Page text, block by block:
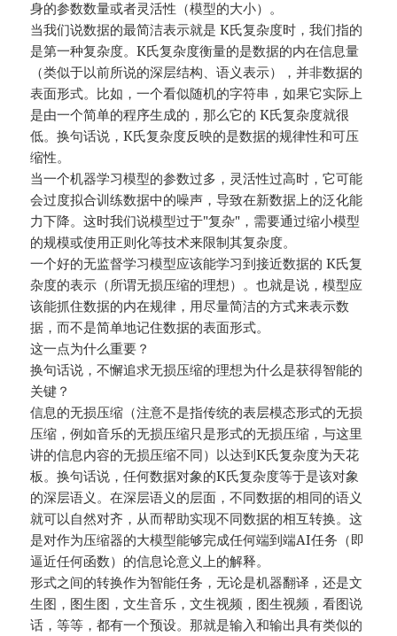
身的参数数量或者灵活性（模型的大小）。
当我们说数据的最简洁表示就是 K氏复杂度时，我们指的
是第一种复杂度。K氏复杂度衡量的是数据的内在信息量
（类似于以前所说的深层结构、语义表示），并非数据的
表面形式。比如，一个看似随机的字符串，如果它实际上
是由一个简单的程序生成的，那么它的 K氏复杂度就很
低。换句话说，K氏复杂度反映的是数据的规律性和可压
缩性。
当一个机器学习模型的参数过多，灵活性过高时，它可能
会过度拟合训练数据中的噪声，导致在新数据上的泛化能
力下降。这时我们说模型过于"复杂"，需要通过缩小模型
的规模或使用正则化等技术来限制其复杂度。
一个好的无监督学习模型应该能学习到接近数据的 K氏复
杂度的表示（所谓无损压缩的理想）。也就是说，模型应
该能抓住数据的内在规律，用尽量简洁的方式来表示数
据，而不是简单地记住数据的表面形式。
这一点为什么重要？
换句话说，不懈追求无损压缩的理想为什么是获得智能的
关键？
信息的无损压缩（注意不是指传统的表层模态形式的无损
压缩，例如音乐的无损压缩只是形式的无损压缩，与这里
讲的信息内容的无损压缩不同）以达到K氏复杂度为天花
板。换句话说，任何数据对象的K氏复杂度等于是该对象
的深层语义。在深层语义的层面，不同数据的相同的语义
就可以自然对齐，从而帮助实现不同数据的相互转换。这
是对作为压缩器的大模型能够完成任何端到端AI任务（即
逼近任何函数）的信息论意义上的解释。
形式之间的转换作为智能任务，无论是机器翻译，还是文
生图，图生图，文生音乐，文生视频，图生视频，看图说
话，等等，都有一个预设。那就是输入和输出具有类似的